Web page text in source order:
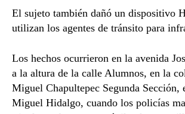
El sujeto también dañó un dispositivo
utilizan los agentes de tránsito para
Los hechos ocurrieron en la avenida
a la altura de la calle Alumnos, en la
Miguel Chapultepec Segunda Sección,
Miguel Hidalgo, cuando los policías